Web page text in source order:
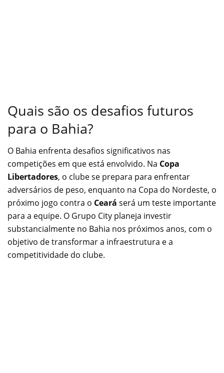
Quais são os desafios futuros
para o Bahia?
O Bahia enfrenta desafios significativos nas
competições em que está envolvido. Na Copa
Libertadores, o clube se prepara para enfrentar
adversários de peso, enquanto na Copa do Nordeste, o
próximo jogo contra o Ceará será um teste importante
para a equipe. O Grupo City planeja investir
substancialmente no Bahia nos próximos anos, com o
objetivo de transformar a infraestrutura e a
competitividade do clube.